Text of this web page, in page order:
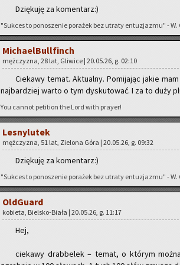
Dzię­ku­ję za ko­men­tarz:)
"Suk­ces to po­no­sze­nie po­ra­żek bez utra­ty en­tu­zja­zmu" -
Mi­cha­el­Bul­l­finch
męż­czy­zna, 28 lat, Gli­wi­ce | 20.05.26, g. 02:10
Cie­ka­wy temat. Ak­tu­al­ny. Po­mi­ja­jąc jakie
naj­bar­dziej warto o tym dys­ku­to­wać. I za to duży
You can­not pe­ti­tion the Lord with pray­er!
Le­sny­lu­tek
męż­czy­zna, 51 lat, Zie­lo­na Góra | 20.05.26, g. 09:32
Dzię­ku­ję za ko­men­tarz:)
"Suk­ces to po­no­sze­nie po­ra­żek bez utra­ty en­tu­zja­zmu" -
Old­Gu­ard
ko­bie­ta, Biel­sko-Bia­ła | 20.05.26, g. 11:17
Hej,
cie­ka­wy drab­be­lek – temat, o któ­rym